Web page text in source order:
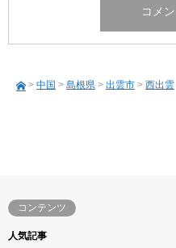
> 中国 > 島根県 > 出雲市 > 西出雲
コンテンツ
人気記事